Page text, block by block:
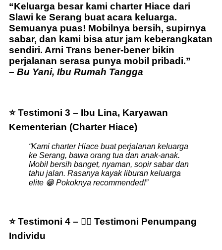
“Keluarga besar kami charter Hiace dari
Slawi ke Serang buat acara keluarga.
Semuanya puas! Mobilnya bersih, supirnya
sabar, dan kami bisa atur jam keberangkatan
sendiri. Arni Trans bener-bener bikin
perjalanan serasa punya mobil pribadi.”
– Bu Yani, Ibu Rumah Tangga
⭐ Testimoni 3 – Ibu Lina, Karyawan
Kementerian (Charter Hiace)
“Kami charter Hiace buat perjalanan keluarga
ke Serang, bawa orang tua dan anak-anak.
Mobil bersih banget, nyaman, sopir sabar dan
tahu jalan. Rasanya kayak liburan keluarga
elite 😁 Pokoknya recommended!”
⭐ Testimoni 4 – 👩‍⚕️ Testimoni Penumpang
Individu